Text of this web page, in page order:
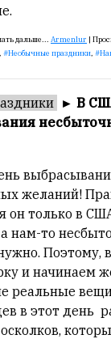
дальше... Armenlur |
, Необычные праздники,
► В
желаний!
он только в
нам-то
Поэтому,
и начинаем
реальные
в этот день